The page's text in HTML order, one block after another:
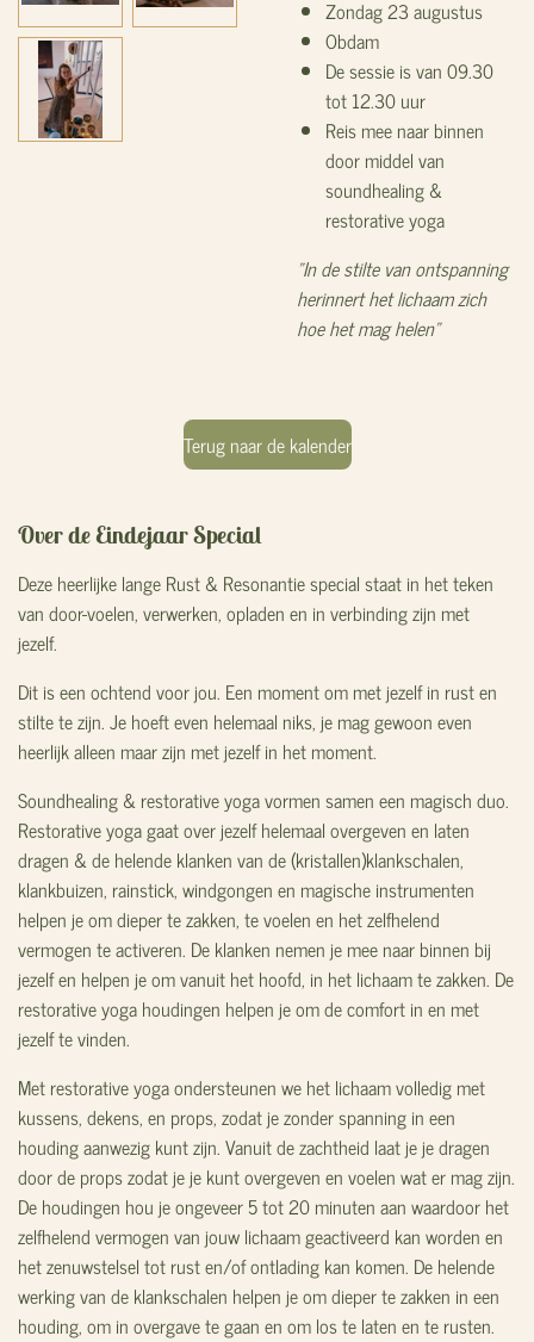
Zondag 23 augustus
Obdam
De sessie is van 09.30
tot 12.30 uur
Reis mee naar binnen
door middel van
soundhealing &
restorative yoga
"In de stilte van ontspanning
herinnert het lichaam zich
hoe het mag helen"
Terug naar de kalender
Over de Eindejaar Special
Deze heerlijke lange Rust & Resonantie special staat in het teken
van door-voelen, verwerken, opladen en in verbinding zijn met
jezelf.
Dit is een ochtend voor jou. Een moment om met jezelf in rust en
stilte te zijn. Je hoeft even helemaal niks, je mag gewoon even
heerlijk alleen maar zijn met jezelf in het moment.
Soundhealing & restorative yoga vormen samen een magisch duo.
Restorative yoga gaat over jezelf helemaal overgeven en laten
dragen & de helende klanken van de (kristallen)klankschalen,
klankbuizen, rainstick, windgongen en magische instrumenten
helpen je om dieper te zakken, te voelen en het zelfhelend
vermogen te activeren. De klanken nemen je mee naar binnen bij
jezelf en helpen je om vanuit het hoofd, in het lichaam te zakken. De
restorative yoga houdingen helpen je om de comfort in en met
jezelf te vinden.
Met restorative yoga ondersteunen we het lichaam volledig met
kussens, dekens, en props, zodat je zonder spanning in een
houding aanwezig kunt zijn. Vanuit de zachtheid laat je je dragen
door de props zodat je je kunt overgeven en voelen wat er mag zijn.
De houdingen hou je ongeveer 5 tot 20 minuten aan waardoor het
zelfhelend vermogen van jouw lichaam geactiveerd kan worden en
het zenuwstelsel tot rust en/of ontlading kan komen. De helende
werking van de klankschalen helpen je om dieper te zakken in een
houding, om in overgave te gaan en om los te laten en te rusten.